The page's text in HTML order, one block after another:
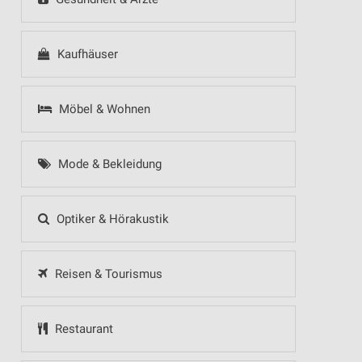
Kaufhäuser
Möbel & Wohnen
Mode & Bekleidung
Optiker & Hörakustik
Reisen & Tourismus
Restaurant